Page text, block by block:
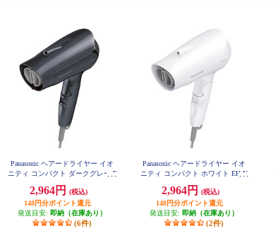
Panasonic ヘアードライヤー イオ
ニティ コンパクト ダークグレー E
2,964円
(税込)
148円分ポイント還元
発送目安: 即納（在庫あり）
(6件)
Panasonic ヘアードライヤー イオ
ニティ コンパクト ホワイト EH-N
2,964円
(税込)
148円分ポイント還元
発送目安: 即納（在庫あり）
(2件)